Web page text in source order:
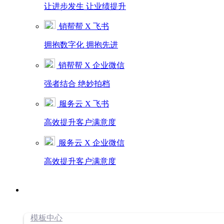
让进步发生 让业绩提升
销帮帮 X 飞书
拥抱数字化 拥抱先进
销帮帮 X 企业微信
强者结合 绝妙拍档
服务云 X 飞书
高效提升客户满意度
服务云 X 企业微信
高效提升客户满意度
模板中心